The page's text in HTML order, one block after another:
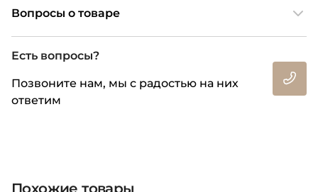
Вопросы о товаре
Есть вопросы?
Позвоните нам, мы с радостью на них
ответим
Похожие товары